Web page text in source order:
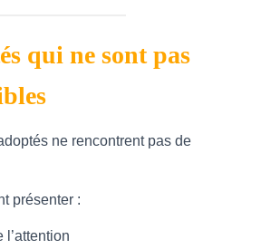
qui ne sont pas
ne rencontrent pas de
présenter :
l’attention